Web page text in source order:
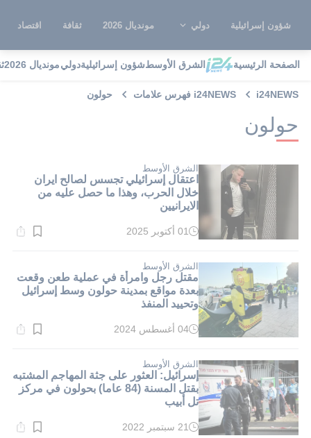
شؤون إسرائيلية دولي مونديال 2026 ثقافة اقتصاد
الصفحة الرئيسية الشرق الأوسطشؤون إسرائيليةدوليمونديال 2026
i24NEWS i24NEWS فهرس علامات حولون
حولون
الشرق الأوسط
اعتقال إسرائيلي تجسس لصالح ايران
خلال الحرب، وهذا ما حصل عليه من
الايرانيين
وقت
دقيقة.
01 أكتوبر 2025
الشرق الأوسط
مقتل رجل وامرأة في عملية طعن وقعت
بعدة مواقع بمدينة حولون وسط إسرائيل
وتحييد المنفذ
وقت
دقيقة.
04 أغسطس 2024
الشرق الأوسط
إسرائيل: العثور على جثة المهاجم المشتبه
بقتل المسنة (84 عاما) بحولون في مركز
تل أبيب
وقت
21 سبتمبر 2022